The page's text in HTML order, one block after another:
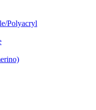
Polyacryl